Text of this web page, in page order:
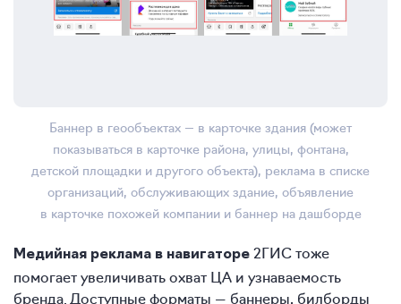
Баннер в геообъектах — в карточке здания (может
показываться в карточке района, улицы, фонтана,
детской площадки и другого объекта), реклама в списке
организаций, обслуживающих здание, объявление
в карточке похожей компании и баннер на дашборде
Медийная реклама в навигаторе 2ГИС тоже
помогает увеличивать охват ЦА и узнаваемость
бренда. Доступные форматы — баннеры, билборды